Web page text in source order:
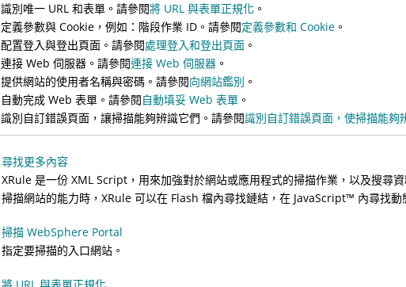
識別唯一 URL 和表單。請參閱將 URL 與表單正規化 。
定義參數與 Cookie，例如：階段作業 ID。請參閱定義參數和 Cookie 。
配置登入與登出頁面。請參閱處理登入和登出頁面 。
連接 Web 伺服器。請參閱連接 Web 伺服器 。
提供網站的使用者名稱與密碼。請參閱向網站鑑別 。
自動完成 Web 表單。請參閱自動填妥 Web 表單 。
識別自訂錯誤頁面，讓掃描能夠辨識它們。請參閱識別自訂錯誤頁面，使掃描能夠
尋找更多內容
XRule 是一份 XML Script，用來加強對於網站或應用程式的掃描作業，以及搜尋
掃描網站的能力時，XRule 可以在 Flash 檔內尋找鏈結，在 JavaScript™ 內尋找動
掃描 WebSphere Portal
指定要掃描的入口網站。